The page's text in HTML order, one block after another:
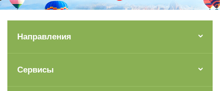
Направления
Сервисы